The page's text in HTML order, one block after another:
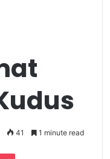
41 1 minute read
Pocket